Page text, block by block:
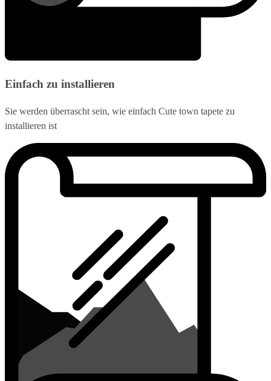
Einfach zu installieren
Sie werden überrascht sein, wie einfach Cute town tapete zu
installieren ist